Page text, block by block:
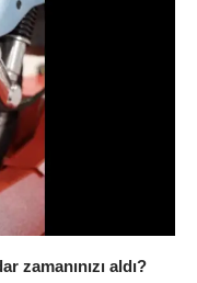
zamanınızı aldı?